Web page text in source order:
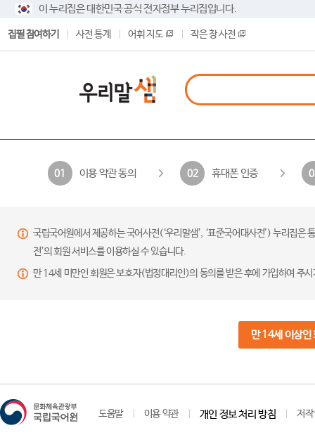
이 누리집은 대한민국 공식 전자정부 누리집입니다.
집필 참여하기 사전 통계 어휘 지도 작은 창 사전
01 이용 약관 동의 02 휴대폰 인증
국립국어원에서 제공하는 국어사전(‘우리말샘’, ‘표준국어대사전’) 누리집
전’의 회원 서비스를 이용하실 수 있습니다.
만 14세 미만인 회원은 보호자(법정대리인)의 동의를 받은 후에 가입하여 주
만 14세 이상인
도움말 이용 약관 개인 정보 처리 방침 저